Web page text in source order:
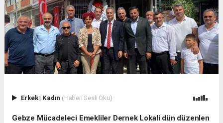
Erkek| Kadın (Haberi Sesli Oku)
Gebze Mücadeleci Emekliler Dernek Lokali dün düzenlen